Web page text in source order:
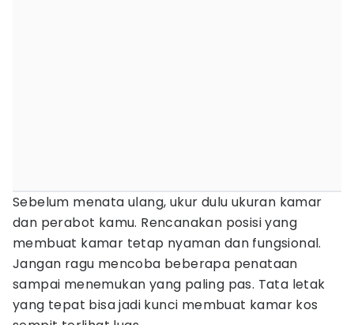
Sebelum menata ulang, ukur dulu ukuran kamar
dan perabot kamu. Rencanakan posisi yang
membuat kamar tetap nyaman dan fungsional.
Jangan ragu mencoba beberapa penataan
sampai menemukan yang paling pas. Tata letak
yang tepat bisa jadi kunci membuat kamar kos